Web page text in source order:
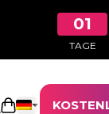
01
TAGE
Einkaufswagen